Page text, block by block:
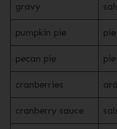
gravy
pumpkin pie
pecan pie
cranberries
cranberry sauce